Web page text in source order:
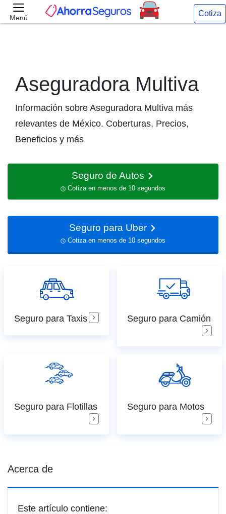
Menú Cotiza
Aseguradora Multiva
Información sobre Aseguradora Multiva más
relevantes de México. Coberturas, Precios,
Beneficios y más
Seguro de Autos
Cotiza en menos de 10 segundos
Seguro para Uber
Cotiza en menos de 10 segundos
Seguro para Taxis Seguro para Camión
Seguro para Flotillas Seguro para Motos
Acerca de
Este artículo contiene: